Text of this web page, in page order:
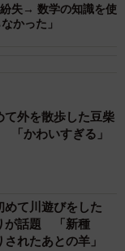
ョして、「馬鹿す
しい・恥ずかし
するぐらいの大バ
失→ 数学の知識を使
かった」
て外を散歩した豆柴
かわいすぎる」
めて川遊びをした
が話題 「新種
れたあとの羊」